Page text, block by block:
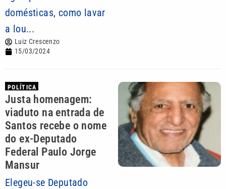
domésticas, como lavar
a lou...
Luiz Crescenzo
15/03/2024
POLÍTICA
Justa homenagem:
viaduto na entrada de
Santos recebe o nome
do ex-Deputado
Federal Paulo Jorge
Mansur
Elegeu-se Deputado